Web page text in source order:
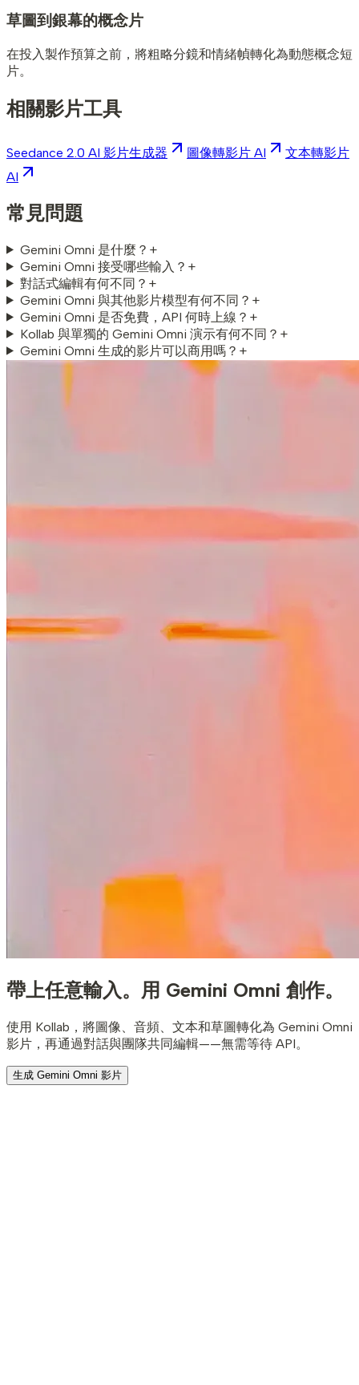
草圖到銀幕的概念片
在投入製作預算之前，將粗略分鏡和情緒幀轉化為動態概念短
片。
相關影片工具
Seedance 2.0 AI 影片生成器 圖像轉影片 AI
文本轉影片
AI
常見問題
Gemini Omni 是什麼？ +
Gemini Omni 接受哪些輸入？ +
對話式編輯有何不同？ +
Gemini Omni 與其他影片模型有何不同？ +
Gemini Omni 是否免費，API 何時上線？ +
Kollab 與單獨的 Gemini Omni 演示有何不同？ +
Gemini Omni 生成的影片可以商用嗎？ +
帶上任意輸入。 用 Gemini Omni 創作。
使用 Kollab，將圖像、音頻、文本和草圖轉化為 Gemini Omni
影片，再通過對話與團隊共同編輯——無需等待 API。
生成 Gemini Omni 影片